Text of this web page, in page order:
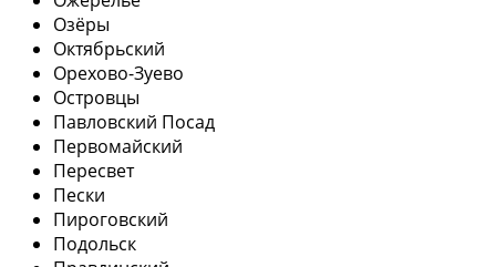
Озёры
Октябрьский
Орехово-Зуево
Островцы
Павловский Посад
Первомайский
Пересвет
Пески
Пироговский
Подольск